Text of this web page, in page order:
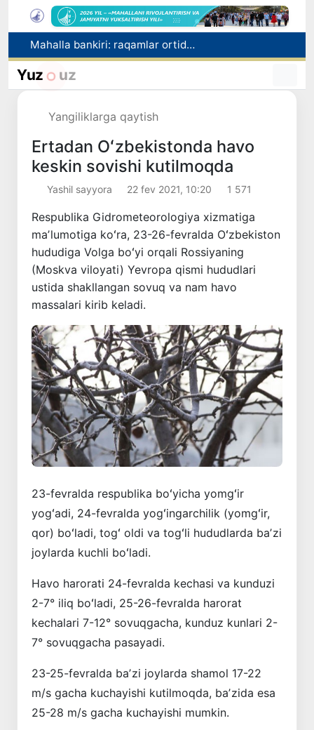
Mahalla bankiri: raqamlar ortidagi insonlar taqdiri
Oʻzbekistonda “Shunqor-88” innovatsion dron-interseptori yaratildi
«Prezident Administratsiyasi toʻgʻrisida»gi konstitutsiyaviy qonun Senatga yuborildi
Yuz uz
Yangiliklarga qaytish
Ertadan Oʻzbekistonda havo
keskin sovishi kutilmoqda
Yashil sayyora 22 fev 2021, 10:20 1 571
Respublika Gidrometeorologiya xizmatiga
maʼlumotiga koʻra, 23-26-fevralda Oʻzbekiston
hududiga Volga boʻyi orqali Rossiyaning
(Moskva viloyati) Yevropa qismi hududlari
ustida shakllangan sovuq va nam havo
massalari kirib keladi.
23-fevralda respublika boʻyicha yomgʻir
yogʻadi, 24-fevralda yogʻingarchilik (yomgʻir,
qor) boʻladi, togʻ oldi va togʻli hududlarda baʼzi
joylarda kuchli boʻladi.
Havo harorati 24-fevralda kechasi va kunduzi
2-7° iliq boʻladi, 25-26-fevralda harorat
kechalari 7-12° sovuqgacha, kunduz kunlari 2-
7° sovuqgacha pasayadi.
23-25-fevralda baʼzi joylarda shamol 17-22
m/s gacha kuchayishi kutilmoqda, baʼzida esa
25-28 m/s gacha kuchayishi mumkin.